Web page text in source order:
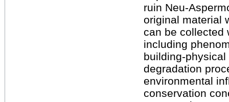
ruin Neu-
original material
can be collected
including
building-
degradation
environmental
conservation